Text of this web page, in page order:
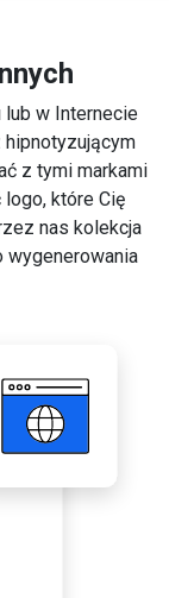
w Internecie
z tymi markami
które Cię
nas kolekcja
wygenerowania